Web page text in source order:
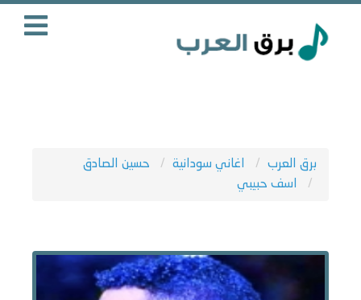
برق العرب اغاني سودانية
حسين الصادق
اسف حبيبي